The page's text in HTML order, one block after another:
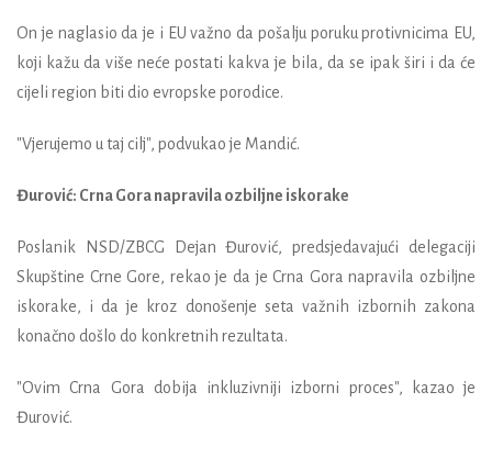
On je naglasio da je i EU važno da pošalju poruku protivnicima EU,
koji kažu da više neće postati kakva je bila, da se ipak širi i da će
cijeli region biti dio evropske porodice.
"Vjerujemo u taj cilj", podvukao je Mandić.
Đurović: Crna Gora napravila ozbiljne iskorake
Poslanik NSD/ZBCG Dejan Đurović, predsjedavajući delegaciji
Skupštine Crne Gore, rekao je da je Crna Gora napravila ozbiljne
iskorake, i da je kroz donošenje seta važnih izbornih zakona
konačno došlo do konkretnih rezultata.
"Ovim Crna Gora dobija inkluzivniji izborni proces", kazao je
Đurović.